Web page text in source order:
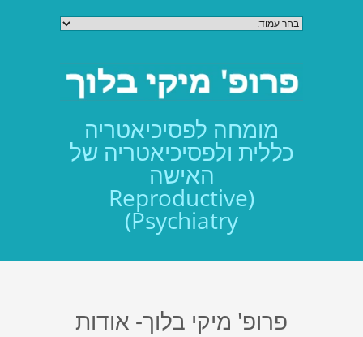
מומחה לפסיכיאטריה
כללית ולפסיכיאטריה של
האישה
(Reproductive
Psychiatry)
פרופ' מיקי בלוך- אודות